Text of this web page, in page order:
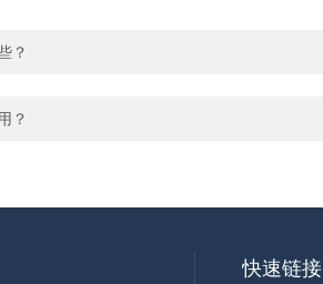
？
？
快速链接